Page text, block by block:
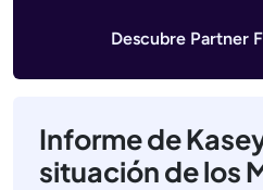
Descubre Partner
Informe de
situación de los